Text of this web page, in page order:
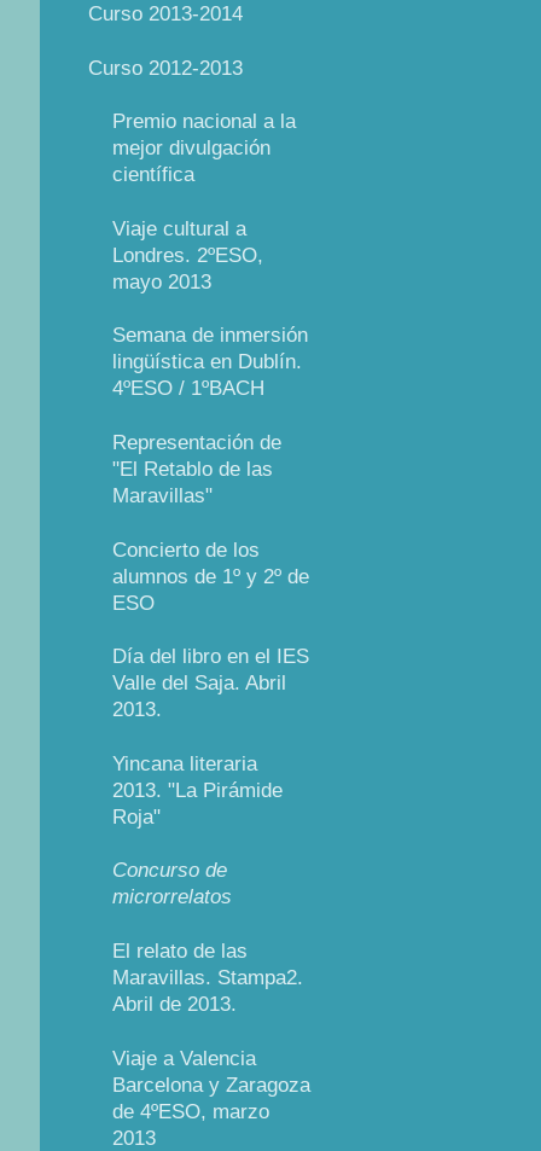
Curso 2013-2014
Curso 2012-2013
Premio nacional a la
mejor divulgación
científica
Viaje cultural a
Londres. 2ºESO,
mayo 2013
Semana de inmersión
lingüística en Dublín.
4ºESO / 1ºBACH
Representación de
"El Retablo de las
Maravillas"
Concierto de los
alumnos de 1º y 2º de
ESO
Día del libro en el IES
Valle del Saja. Abril
2013.
Yincana literaria
2013. "La Pirámide
Roja"
Concurso de
microrrelatos
El relato de las
Maravillas. Stampa2.
Abril de 2013.
Viaje a Valencia
Barcelona y Zaragoza
de 4ºESO, marzo
2013